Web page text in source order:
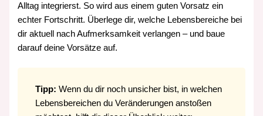
Alltag integrierst. So wird aus einem guten Vorsatz ein
echter Fortschritt. Überlege dir, welche Lebensbereiche bei
dir aktuell nach Aufmerksamkeit verlangen – und baue
darauf deine Vorsätze auf.
Tipp:Wenn du dir noch unsicher bist, in welchen
Lebensbereichen du Veränderungen anstoßen